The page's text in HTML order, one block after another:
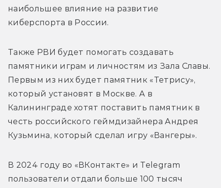
наибольшее влияние на развитие
киберспорта в России.
Также РВИ будет помогать создавать
памятники играм и личностям из Зала Славы.
Первым из них будет памятник «Тетрису»,
который установят в Москве. А в
Калининграде хотят поставить памятник в
честь российского геймдизайнера Андрея
Кузьмина, который сделал игру «Вангеры».
В 2024 году во «ВКонтакте» и Telegram
пользователи отдали больше 100 тысяч